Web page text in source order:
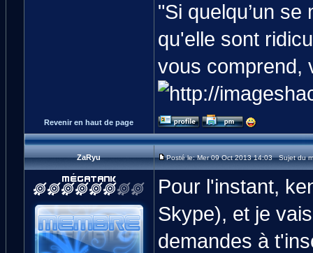
"Si quelqu’un
qu'elle sont
vous comprend,
Revenir en haut de page
ZaRyu Posté le: Mer 09 Oct 2013 14:03 Sujet du
Pour l'instant,
Skype), et je
demandes à